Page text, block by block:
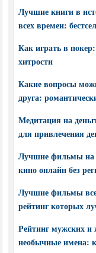
Лучшие книги в
всех времен:
Как играть в
хитрости
Какие вопросы
друга:
Медитация на
для привлечения
Лучшие фильмы на
кино онлайн без
Лучшие фильмы
рейтинг которых
Рейтинг мужских и
необычные имена: